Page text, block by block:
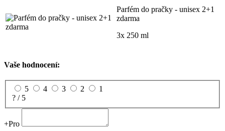
Parfém do pračky - unisex 2+1
zdarma
3x 250 ml
Vaše hodnocení:
5 4 3 2
1
? / 5
+Pro